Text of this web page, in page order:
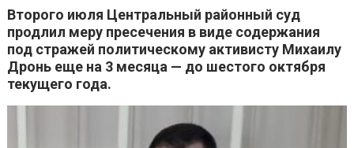
Второго июля Центральный районный суд
продлил меру пресечения в виде содержания
под стражей политическому активисту Михаилу
Дронь еще на 3 месяца — до шестого октября
текущего года.